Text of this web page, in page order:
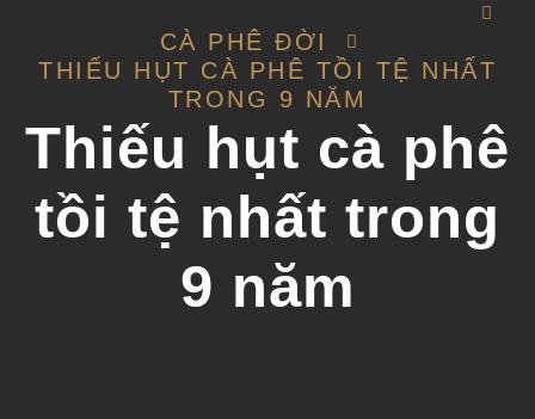
CÀ PHÊ ĐỜI
THIẾU HỤT CÀ PHÊ TỒI TỆ NHẤT
TRONG 9 NĂM
Thiếu hụt cà phê
tồi tệ nhất trong
9 năm